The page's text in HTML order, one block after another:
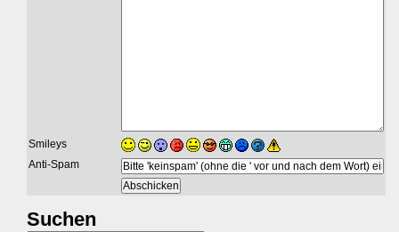
Smileys
Anti-Spam
Suchen